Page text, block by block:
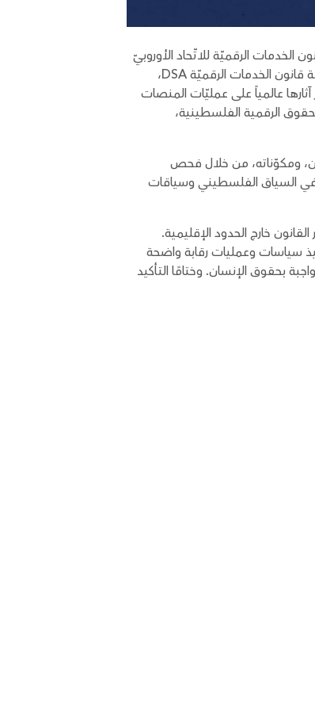
الخدمات الرقميّة للاتّحاد الأوروبيّ
خارج الحدود الإقليميّة". تناولت الدراسة العلاقة المعقدة بين السياق الإسرائيليّ/الفلسطينيّ وتشريعات الاتّحاد الأوروبيّ، وخاصة قانون الخدمات الرقميّة DSA،
عالمياً على عمليّات المنصات
الأول 2023. كما تناولت الدراسة انتهاكات الحقوق الرقمية الفلسطينية،
ومكوّناته، من خلال فحص
في السياق الفلسطيني وسياقات
خارج الحدود الإقليمية.
سياسات وعمليات رقابة واضحة
بحقوق الإنسان. وختامًا التأكيد